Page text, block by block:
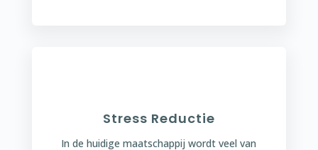
Stress Reductie
In de huidige maatschappij wordt veel van